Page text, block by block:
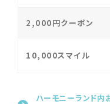
2,000円クーポン
10,000スマイル
ハーモニーランド内